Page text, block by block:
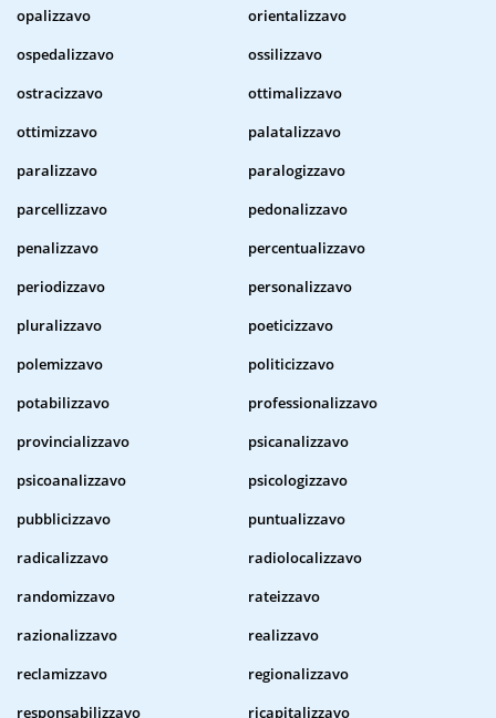
opalizzavo
orientalizzavo
ospedalizzavo
ossilizzavo
ostracizzavo
ottimalizzavo
ottimizzavo
palatalizzavo
paralizzavo
paralogizzavo
parcellizzavo
pedonalizzavo
penalizzavo
percentualizzavo
periodizzavo
personalizzavo
pluralizzavo
poeticizzavo
polemizzavo
politicizzavo
potabilizzavo
professionalizzavo
provincializzavo
psicanalizzavo
psicoanalizzavo
psicologizzavo
pubblicizzavo
puntualizzavo
radicalizzavo
radiolocalizzavo
randomizzavo
rateizzavo
razionalizzavo
realizzavo
reclamizzavo
regionalizzavo
responsabilizzavo
ricapitalizzavo